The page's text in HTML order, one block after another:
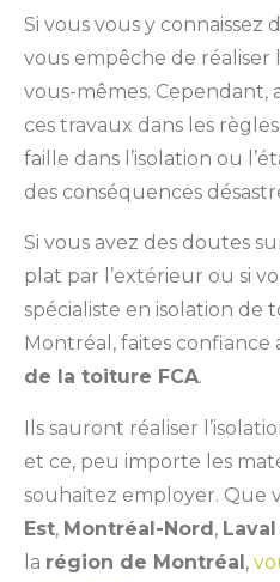
Si vous vous y connaissez
vous empêche de réaliser
vous-mêmes. Cependant,
ces travaux dans les
faille dans l’isolation ou
des conséquences
Si vous avez des doutes
plat par l’extérieur ou si
spécialiste en isolation de
Montréal, faites confiance
de la toiture FCA.
Ils sauront réaliser
et ce, peu importe les
souhaitez employer. Que
Est, Montréal-Nord, Laval
la région de Montréal,